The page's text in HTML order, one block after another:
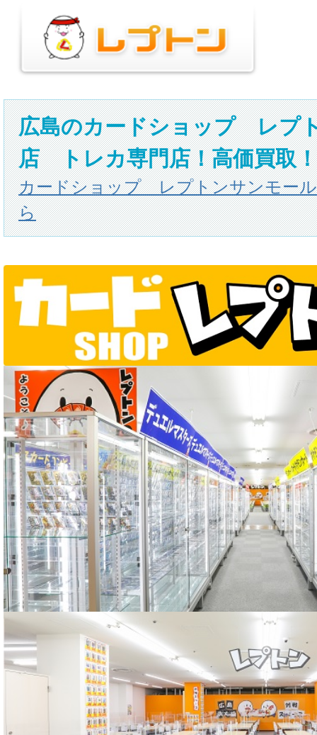
広島のカードショップ レプ
店 トレカ専門店！高価買取！
カードショップ レプトンサンモー
ら